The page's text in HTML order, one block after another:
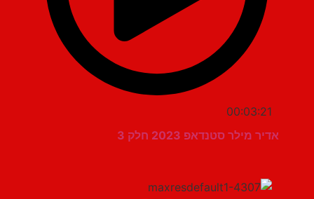
00:03:21
אדיר מילר סטנדאפ 2023 חלק 3